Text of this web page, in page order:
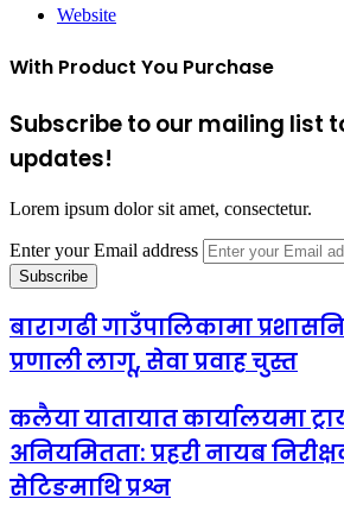
Website
With Product You Purchase
Subscribe to our mailing list
updates!
Lorem ipsum dolor sit amet, consectetur.
Enter your Email address
बारागढी गाउँपालिकामा
प्रणाली लागू, सेवा प्रवाह चुस्त
कलैया यातायात कार्यालयमा
अनियमितता: प्रहरी नायब
सेटिङमाथि प्रश्न